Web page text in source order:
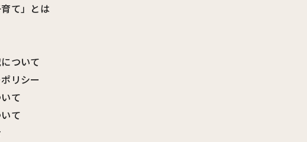
育て」とは
ついて
リシー
て
て